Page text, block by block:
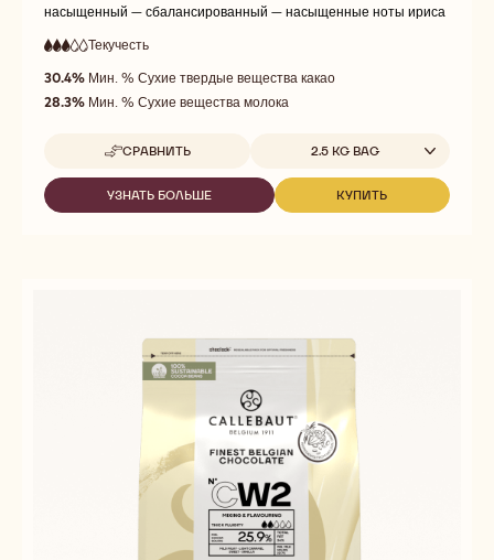
насыщенный — сбалансированный — насыщенные ноты ириса
3
out
of
5
Текучесть
текучесть
30.4% Мин. % Сухие твердые вещества какао
28.3% Мин. % Сухие вещества молока
СРАВНИТЬ
-
GOLD
Доступные размеры
2.5 KG BAG
УЗНАТЬ БОЛЬШЕ
-
КУПИТЬ
-